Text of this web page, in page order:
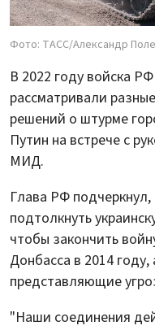
Фото: ТАСС/Александр
В 2022 году войска
рассматривали
решений о штурме
Путин на встрече с
МИД.
Глава РФ
подтолкнуть
чтобы закончить
Донбасса в 2014
представляющие
"Наши соединения